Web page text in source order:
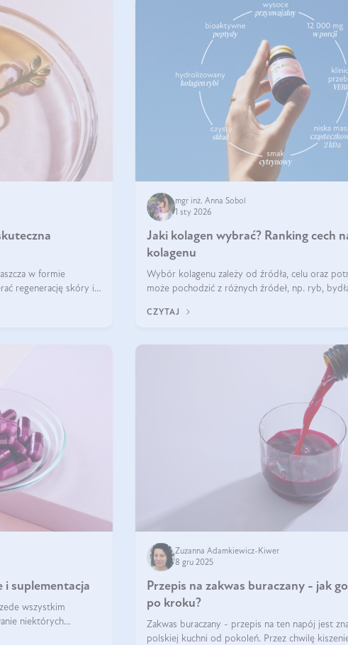
w formie
regenerację skóry i
mgr inż. Anna Sobol
1 sty 2026
Jaki kolagen wybrać? Ranking cech
kolagenu
Wybór kolagenu zależy od źródła, celu oraz
może pochodzić z różnych źródeł, np. ryb,
sprawdza się kolagen rybi, a dla wspierania
CZYTAJ
i suplementacja
wszystkim
niektórych
Zuzanna Adamkiewicz-Kiwer
8 gru 2025
Przepis na zakwas buraczany - jak
po kroku?
Zakwas buraczany - przepis na ten napój jest
polskiej kuchni od pokoleń. Przez chwilę